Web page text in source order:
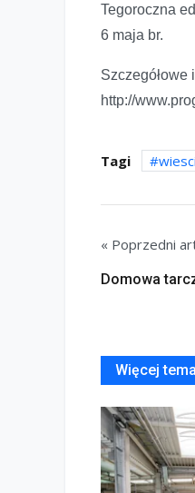
Tegoroczna
6 maja br.
Szczegółowe
http://
Tagi wiesci
« Poprzedni
Domowa
Więcej